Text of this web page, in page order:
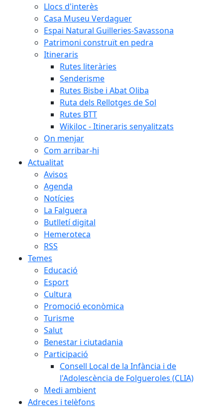
Llocs d'interès
Casa Museu Verdaguer
Espai Natural Guilleries-Savassona
Patrimoni construït en pedra
Itineraris
Rutes literàries
Senderisme
Rutes Bisbe i Abat Oliba
Ruta dels Rellotges de Sol
Rutes BTT
Wikiloc - Itineraris senyalitzats
On menjar
Com arribar-hi
Actualitat
Avisos
Agenda
Notícies
La Falguera
Butlletí digital
Hemeroteca
RSS
Temes
Educació
Esport
Cultura
Promoció econòmica
Turisme
Salut
Benestar i ciutadania
Participació
Consell Local de la Infància i de
l'Adolescència de Folgueroles (CLIA)
Medi ambient
Adreces i telèfons